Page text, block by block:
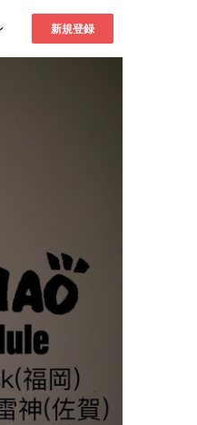
新規登録